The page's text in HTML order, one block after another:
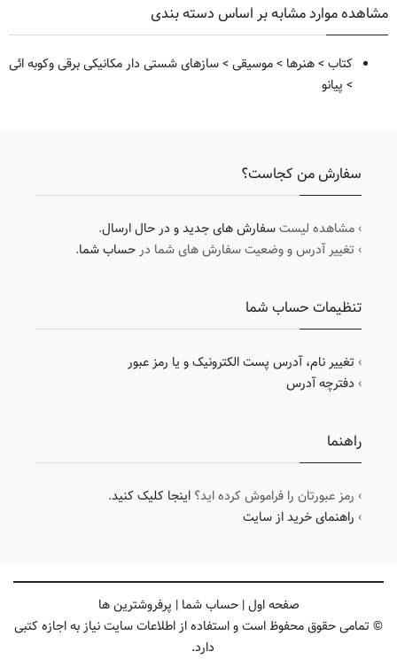
مشاهده موارد مشابه بر اساس دسته بندی
کتاب >هنرها >موسیقی >سازهای شستی دار مکانیکی برقی وکوبه ائی
> پیانو
سفارش من کجاست؟
› مشاهده لیستسفارش های جدید و در حال ارسال.
› تغییر آدرس و وضعیت سفارش های شما درحساب شما.
تنظیمات حساب شما
› تغییر نام، آدرس پست الکترونیک و یا رمز عبور
› دفترچه آدرس
راهنما
› رمز عبورتان را فراموش کرده اید؟ اینجا کلیک کنید.
› راهنمای خرید از سایت
صفحه اول|حساب شما | پرفروشترین ها
© تمامی حقوق محفوظ است و استفاده از اطلاعات سایت نیاز به اجازه کتبی
دارد.